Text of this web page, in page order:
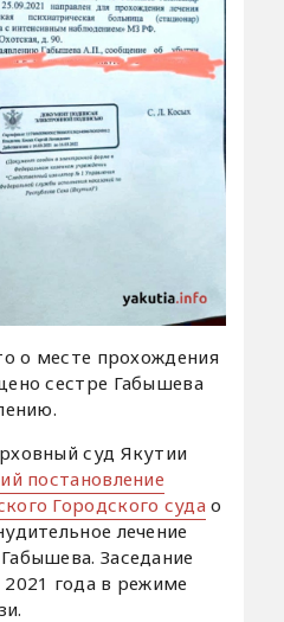
о месте прохождения
сестре Габышева
суд Якутии
постановление
Городского суда о
лечение
Заседание
года в режиме